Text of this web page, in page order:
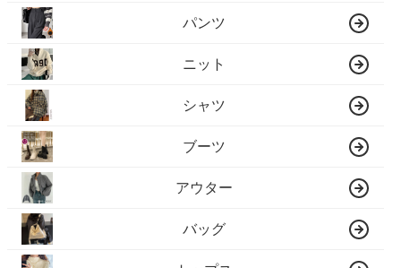
パンツ
ニット
シャツ
ブーツ
アウター
バッグ